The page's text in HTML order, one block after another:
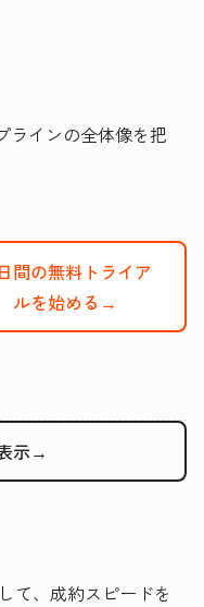
ラインの全体像を把
間の無料トライア
ルを始める→
示→
て、成約スピードを